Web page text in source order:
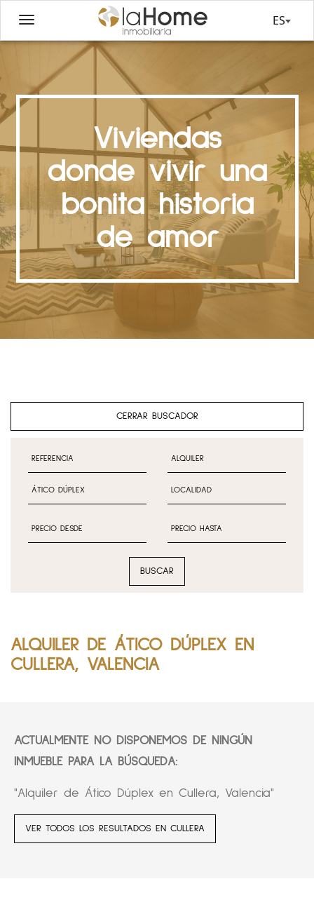
ES
Viviendas
donde vivir una
bonita historia
de amor
CERRAR BUSCADOR
BUSCAR
ALQUILER DE ÁTICO DÚPLEX EN
CULLERA, VALENCIA
ACTUALMENTE NO DISPONEMOS DE NINGÚN
INMUEBLE PARA LA BÚSQUEDA:
"Alquiler de Ático Dúplex en Cullera, Valencia"
VER TODOS LOS RESULTADOS EN CULLERA